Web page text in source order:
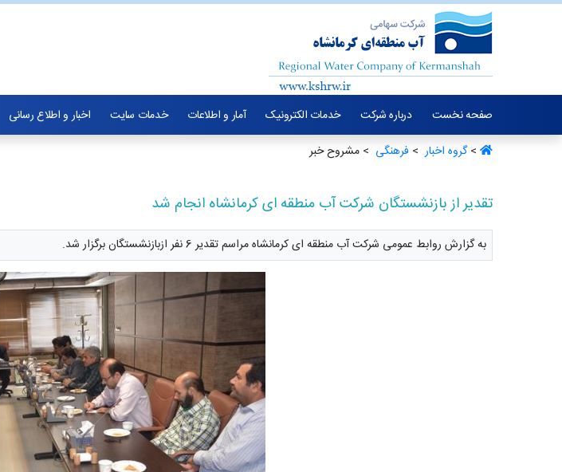
صفحه نخست درباره شرکت خدمات الکترونیک آمار و اطلاعات خدمات سایت اخبار و اطلاع رسانی
>گروه اخبار ‏ > فرهنگی ‏ > مشروح خبر
تقدیر از بازنشستگان شرکت آب منطقه ای کرمانشاه انجام شد
به گزارش روابط عمومی شرکت آب منطقه ای کرمانشاه مراسم تقدیر 6 نفر ازبازنشستگان برگزار شد.